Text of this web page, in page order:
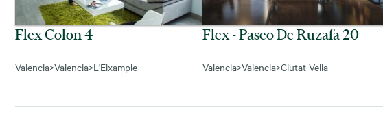
Flex Colon 4
Valencia>Valencia>L'Eixample
Flex - Paseo De Ruzafa 20
Valencia>Valencia>Ciutat Vella